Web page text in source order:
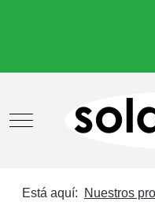
Mobile Menu Toggle
Está aquí: Nuestros